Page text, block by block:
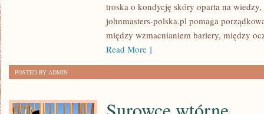
troska o kondycję skóry oparta na
johnmasters-polska.pl pomaga
między wzmacnianiem bariery, między
Read More ]
POSTED BY ADMIN